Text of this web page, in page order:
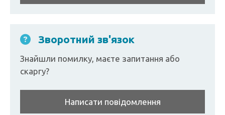
Зворотний зв'язок
Знайшли помилку, маєте запитання або
скаргу?
Написати повідомлення